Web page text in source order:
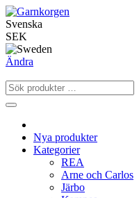
Svenska
SEK
Ändra
Nya produkter
Kategorier
REA
Arne och Carlos
Järbo